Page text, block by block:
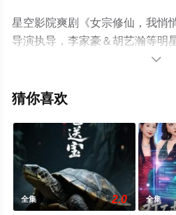
星空影院爽剧《女宗修仙，我悄
导演执导，李家豪＆胡艺瀚等明
陆电视剧，大结局剧情已揭晓（
信息可移步至豆瓣电视剧、电视
。

猜你喜欢
全集 2.0 全集